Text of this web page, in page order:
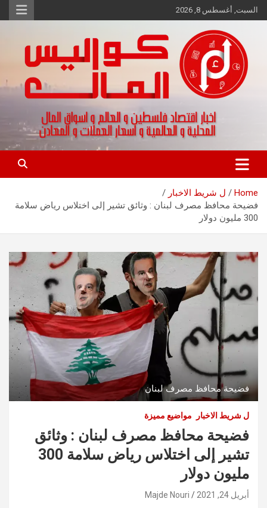
Skip
to
السبت, أغسطس 8, 2026
كواليس المال
اخبار اقتصاد فلسطين و العالم و تقارير اسواق المال و العملات
Home
ل شريط الاخبار
فضيحة محافظ مصرف لبنان : وثائق تشير إلى اختلاس رياض سلامة
300 مليون دولار
فضيحة محافظ مصرف لبنان
ل شريط الاخبار مواضيع مميزة
فضيحة محافظ مصرف لبنان : وثائق
تشير إلى اختلاس رياض سلامة 300
مليون دولار
أبريل 24, 2021 Majde Nouri